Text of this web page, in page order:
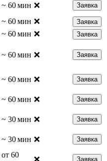
~ 60 мин ❌ Заявка
~ 60 мин ❌ Заявка
~ 60 мин ❌ Заявка
~ 60 мин ❌ Заявка
~ 60 мин ❌ Заявка
~ 60 мин ❌ Заявка
~ 30 мин ❌ Заявка
~ 30 мин ❌ Заявка
от 60
❌ Заявка